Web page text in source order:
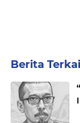
Berita